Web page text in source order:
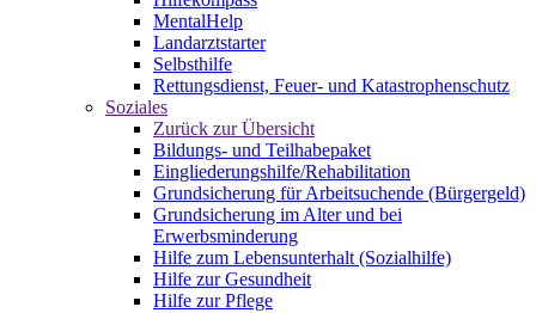
MentalHelp
Landarztstarter
Selbsthilfe
Rettungsdienst, Feuer- und Katastrophenschutz
Soziales
Zurück zur Übersicht
Bildungs- und Teilhabepaket
Eingliederungshilfe/Rehabilitation
Grundsicherung für Arbeitsuchende (Bürgergeld)
Grundsicherung im Alter und bei
Erwerbsminderung
Hilfe zum Lebensunterhalt (Sozialhilfe)
Hilfe zur Gesundheit
Hilfe zur Pflege